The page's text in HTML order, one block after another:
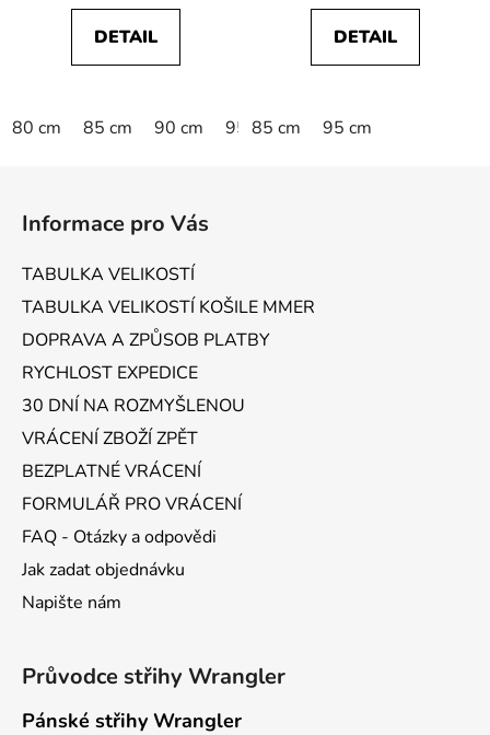
DETAIL
80 cm 85 cm 90 cm 95 cm
DETAIL
85 cm 95 cm
Informace pro Vás
TABULKA VELIKOSTÍ
TABULKA VELIKOSTÍ KOŠILE MMER
DOPRAVA A ZPŮSOB PLATBY
RYCHLOST EXPEDICE
30 DNÍ NA ROZMYŠLENOU
VRÁCENÍ ZBOŽÍ ZPĚT
BEZPLATNÉ VRÁCENÍ
FORMULÁŘ PRO VRÁCENÍ
FAQ - Otázky a odpovědi
Jak zadat objednávku
Napište nám
Průvodce střihy Wrangler
Pánské střihy Wrangler